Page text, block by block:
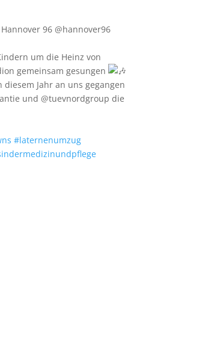
96 @hannover96
um die Heinz von
gemeinsam gesungen
Jahr an uns gegangen
und @tuevnordgroup die
#laternenumzug